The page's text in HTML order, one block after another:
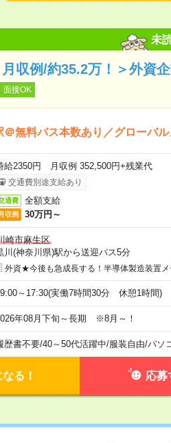
未
収例/約35.2万！＞外資
面接OK
＠無料バス本数あり／グローバ
給2350円 月収例 352,500円+残業代
交通費別途支給あり
通費 全額支給
月収例 30万円～
崎市麻生区
川(神奈川県)駅から送迎バス5分
外資★今後も急成長する！半導体製造装置メ
～17:30(実働7時間30分 休憩1時間)
年08月下旬～長期 ※8月～！
歴書不要/40～50代活躍中/服装自由/パソ
る！ 応募